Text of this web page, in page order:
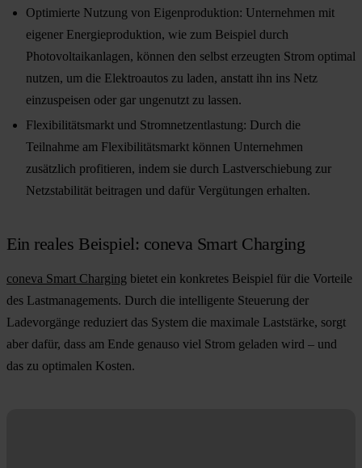
Optimierte Nutzung von Eigenproduktion: Unternehmen mit
eigener Energieproduktion, wie zum Beispiel durch
Photovoltaikanlagen, können den selbst erzeugten Strom optimal
nutzen, um die Elektroautos zu laden, anstatt ihn ins Netz
einzuspeisen oder gar ungenutzt zu lassen.
Flexibilitätsmarkt und Stromnetzentlastung: Durch die
Teilnahme am Flexibilitätsmarkt können Unternehmen
zusätzlich profitieren, indem sie durch Lastverschiebung zur
Netzstabilität beitragen und dafür Vergütungen erhalten.
Ein reales Beispiel: coneva Smart Charging
coneva Smart Charging bietet ein konkretes Beispiel für die Vorteile
des Lastmanagements. Durch die intelligente Steuerung der
Ladevorgänge reduziert das System die maximale Laststärke, sorgt
aber dafür, dass am Ende genauso viel Strom geladen wird – und
das zu optimalen Kosten.